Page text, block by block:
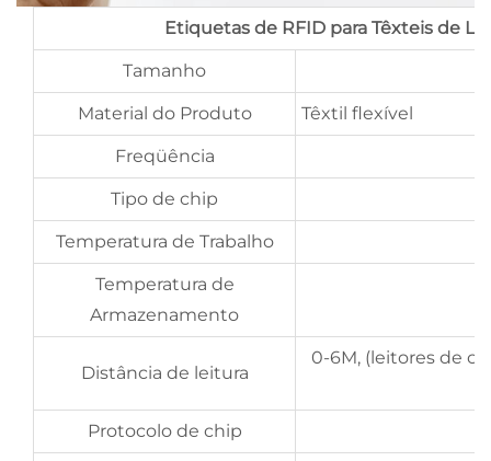
Etiquetas de RFID para Têxteis de
Tamanho
Material do Produto Têxtil flexível
Freqüência
Tipo de chip
Temperatura de Trabalho
Temperatura de
Armazenamento
Distância de leitura
0-6M, (leitores de
Protocolo de chip